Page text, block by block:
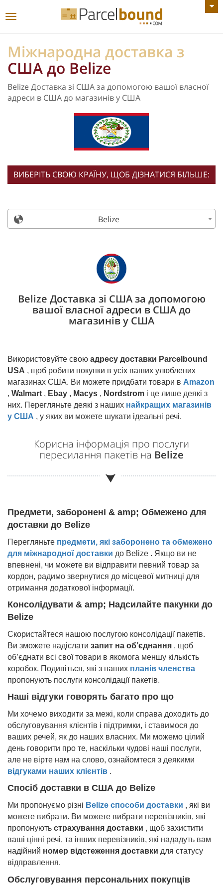
ПЕРЕГЛЯНУТИ ВСІ ОГОЛОШЕННЯ
Увімкнути
Міжнародна доставка з
США до Belize
Belize Доставка зі США за допомогою вашої власної
адреси в США до магазинів у США
ВИБЕРІТЬ СВОЮ КРАЇНУ, ЩОБ ДІЗНАТИСЯ БІЛЬШЕ:
Belize
Belize Доставка зі США за допомогою
вашої власної адреси в США до
магазинів у США
Використовуйте свою адресу доставки Parcelbound
USA , щоб робити покупки в усіх ваших улюблених
магазинах США. Ви можете придбати товари в Amazon
, Walmart , Ebay , Macys , Nordstrom і це лише деякі з
них. Перегляньте деякі з наших найкращих магазинів
у США , у яких ви можете шукати ідеальні речі.
Корисна інформація про послуги
пересилання пакетів на Belize
Предмети, заборонені & amp; Обмежено для
доставки до Belize
Перегляньте предмети, які заборонено та обмежено
для міжнародної доставки до Belize . Якщо ви не
впевнені, чи можете ви відправити певний товар за
кордон, радимо звернутися до місцевої митниці для
отримання додаткової інформації.
Консолідувати & amp; Надсилайте пакунки до
Belize
Скористайтеся нашою послугою консолідації пакетів.
Ви зможете надіслати запит на об’єднання , щоб
об’єднати всі свої товари в якомога меншу кількість
коробок. Подивіться, які з наших планів членства
пропонують послуги консолідації пакетів.
Наші відгуки говорять багато про що
Ми хочемо виходити за межі, коли справа доходить до
обслуговування клієнтів і підтримки, і ставимося до
ваших речей, як до наших власних. Ми можемо цілий
день говорити про те, наскільки чудові наші послуги,
але не вірте нам на слово, ознайомтеся з деякими
відгуками наших клієнтів .
Спосіб доставки в США до Belize
Ми пропонуємо різні Belize способи доставки , які ви
можете вибрати. Ви можете вибрати перевізників, які
пропонують страхування доставки , щоб захистити
ваші цінні речі, та інших перевізників, які нададуть вам
надійний номер відстеження доставки для статусу
відправлення.
Обслуговування персональних покупців